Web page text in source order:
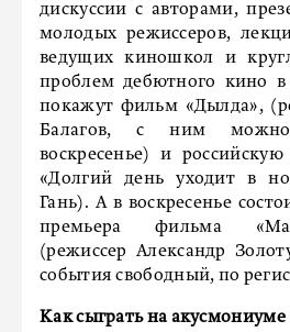
дискуссии с авторами,
молодых режиссеров,
ведущих киношкол и
проблем дебютного кино в
покажут фильм «Дылда»,
Балагов, с ним можно
воскресенье) и
«Долгий день уходит в
Гань). А в воскресенье
премьера фильма
(режиссер Александр
события свободный, по
Как сыграть на акусмониуме